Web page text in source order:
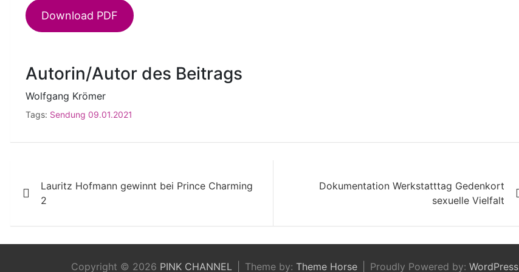
Download PDF
Autorin/Autor des Beitrags
Wolfgang Krömer
Tags: Sendung 09.01.2021
Lauritz Hofmann gewinnt bei Prince Charming
2
Dokumentation Werkstatttag Gedenkort
sexuelle Vielfalt
Copyright © 2026 PINK CHANNEL Theme by: Theme Horse Proudly Powered by: WordPress